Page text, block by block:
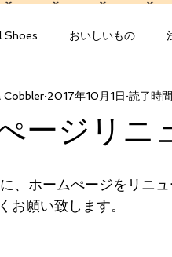
Shoes おいしいもの
Blogging Tips
ージリニ
Cobbler 2017年10月1日 読了時
、ホームぺージをリニ
お願い致します。